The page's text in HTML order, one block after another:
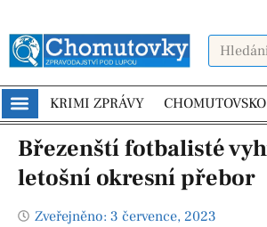
KRIMI ZPRÁVY CHOMUTOVSKO
Březenští fotbalisté
letošní okresní přebor
Zveřejněno: 3 července, 2023